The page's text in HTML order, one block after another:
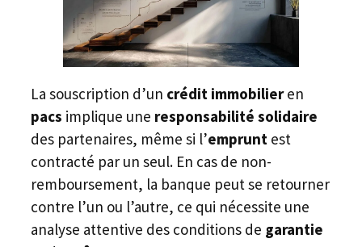
La souscription d’un crédit immobilieren
pacs implique une responsabilité solidaire
des partenaires, même si l’emprunt est
contracté par un seul. En cas de non-
remboursement, la banque peut se retourner
contre l’un ou l’autre, ce qui nécessite une
analyse attentive des conditions de garantie